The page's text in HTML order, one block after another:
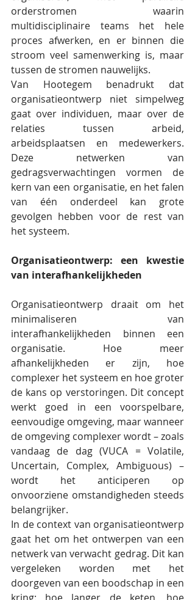
orderstromen waarin
multidisciplinaire teams het hele
proces afwerken, en er binnen die
stroom veel samenwerking is, maar
tussen de stromen nauwelijks.
Van Hootegem benadrukt dat
organisatieontwerp niet simpelweg
gaat over individuen, maar over de
relaties tussen arbeid,
arbeidsplaatsen en medewerkers.
Deze netwerken van
gedragsverwachtingen vormen de
kern van een organisatie, en het falen
van één onderdeel kan grote
gevolgen hebben voor de rest van
het systeem.
Organisatieontwerp: een kwestie
van interafhankelijkheden
Organisatieontwerp draait om het
minimaliseren van
interafhankelijkheden binnen een
organisatie. Hoe meer
afhankelijkheden er zijn, hoe
complexer het systeem en hoe groter
de kans op verstoringen. Dit concept
werkt goed in een voorspelbare,
eenvoudige omgeving, maar wanneer
de omgeving complexer wordt – zoals
vandaag de dag (VUCA = Volatile,
Uncertain, Complex, Ambiguous) –
wordt het anticiperen op
onvoorziene omstandigheden steeds
belangrijker.
In de context van organisatieontwerp
gaat het om het ontwerpen van een
netwerk van verwacht gedrag. Dit kan
vergeleken worden met het
doorgeven van een boodschap in een